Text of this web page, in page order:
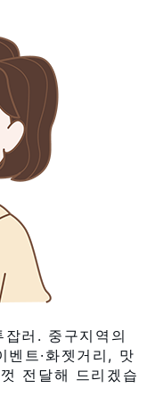
러. 중구지역의
벤트·화젯거리, 맛
전달해 드리겠습